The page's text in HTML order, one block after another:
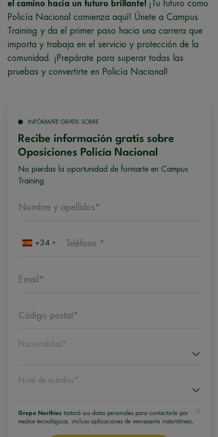
el camino hacia un futuro brillante! ¡Tu futuro como
Policía Nacional comienza aquí! Únete a Campus
Training y da el primer paso hacia una carrera que
importa y trabaja en el servicio y protección de la
comunidad. ¡Prepárate para superar todas las
pruebas y convertirte en Policía Nacional!
INFÓRMATE GRATIS SOBRE
Recibe información gratis sobre
Oposiciones Policía Nacional
No pierdas la oportunidad de formarte en Campus
Training
Nombre y apellidos*
+34 Teléfono *
Email*
Código postal*
Nacionalidad*
Nivel de estudios*
Grupo Northius tratará sus datos personales para contactarle por
medios tecnológicos, incluso aplicaciones de mensajería instantánea,